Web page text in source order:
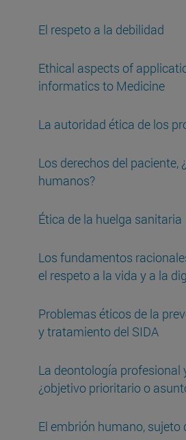
El respeto a la debilidad
Ethical aspects of
informatics to Medicine
La autoridad ética de los
Los derechos del paciente,
humanos?
Ética de la huelga sanitaria
Los fundamentos
el respeto a la vida y a la
Problemas éticos de la
y tratamiento del SIDA
La deontología profesional
¿objetivo prioritario o
El embrión humano, sujeto